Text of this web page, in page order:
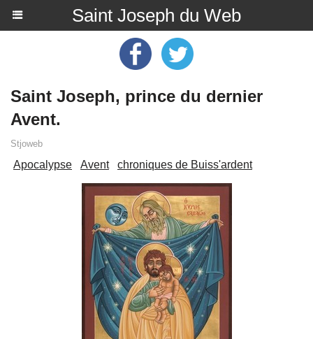
Saint Joseph du Web
Saint Joseph, prince du dernier
Avent.
Stjoweb
Apocalypse Avent chroniques de Buiss'ardent